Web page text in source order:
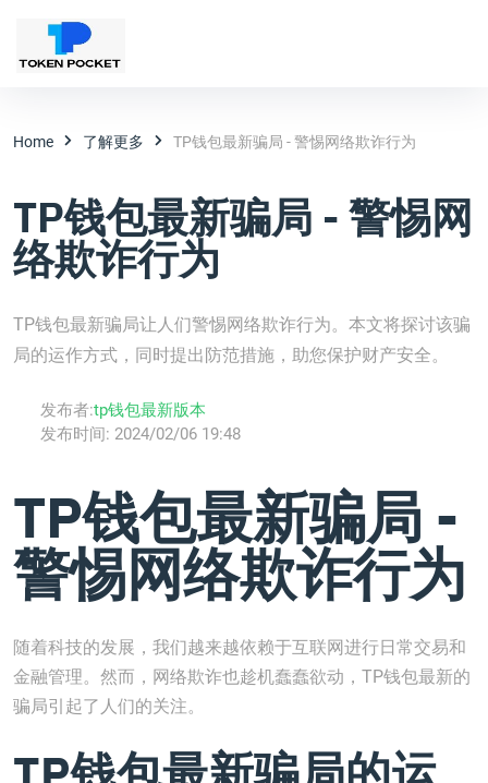
Home 了解更多 TP钱包最新骗局 - 警惕网络欺诈行为
TP钱包最新骗局 - 警惕网
络欺诈行为
TP钱包最新骗局让人们警惕网络欺诈行为。本文将探讨该骗
局的运作方式，同时提出防范措施，助您保护财产安全。
发布者:tp钱包最新版本
发布时间: 2024/02/06 19:48
TP钱包最新骗局 -
警惕网络欺诈行为
随着科技的发展，我们越来越依赖于互联网进行日常交易和
金融管理。然而，网络欺诈也趁机蠢蠢欲动，TP钱包最新的
骗局引起了人们的关注。